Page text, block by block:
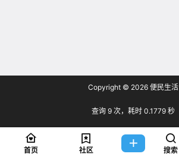
Copyright © 2026 便民生活
查询 9 次，耗时 0.1779 秒
首页 社区 搜索